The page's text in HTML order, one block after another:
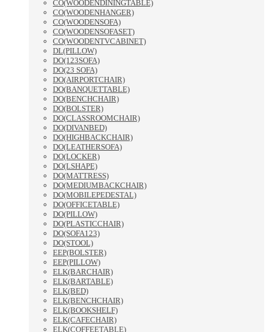
CO(WOODENDININGTABLE)
CO(WOODENHANGER)
CO(WOODENSOFA)
CO(WOODENSOFASET)
CO(WOODENTVCABINET)
DL(PILLOW)
DO(123SOFA)
DO(23 SOFA)
DO(AIRPORTCHAIR)
DO(BANQUETTABLE)
DO(BENCHCHAIR)
DO(BOLSTER)
DO(CLASSROOMCHAIR)
DO(DIVANBED)
DO(HIGHBACKCHAIR)
DO(LEATHERSOFA)
DO(LOCKER)
DO(LSHAPE)
DO(MATTRESS)
DO(MEDIUMBACKCHAIR)
DO(MOBILEPEDESTAL)
DO(OFFICETABLE)
DO(PILLOW)
DO(PLASTICCHAIR)
DO(SOFA123)
DO(STOOL)
EEP(BOLSTER)
EEP(PILLOW)
ELK(BARCHAIR)
ELK(BARTABLE)
ELK(BED)
ELK(BENCHCHAIR)
ELK(BOOKSHELF)
ELK(CAFECHAIR)
ELK(COFFEETABLE)